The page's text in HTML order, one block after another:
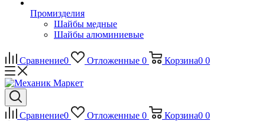
Промизделия
Шайбы медные
Шайбы алюминиевые
Сравнение0 Отложенные 0 Корзина0 0
Сравнение0 Отложенные 0 Корзина0 0